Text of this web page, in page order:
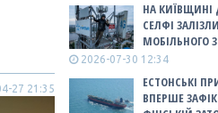
27 21:35
НА КИЇВЩИНІ
СЕЛФІ
МОБІЛЬНОГО
2026-07-30 12:34
ЕСТОНСЬКІ
ВПЕРШЕ